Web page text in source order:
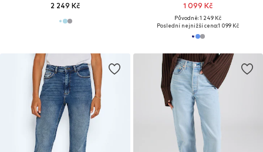
2 249 Kč 1 099 Kč
Původně: 1 249 Kč
Poslední nejnižší cena:1 099 Kč